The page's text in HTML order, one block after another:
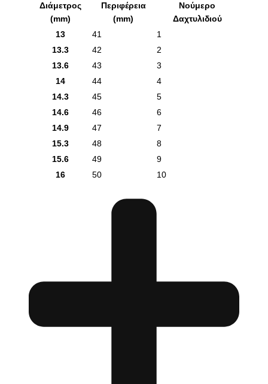
Διάμετρος
(mm)
Περιφέρεια
(mm)
Νούμερο
Δαχτυλιδιού
13
41
1
13.3
42
2
13.6
43
3
14
44
4
14.3
45
5
14.6
46
6
14.9
47
7
15.3
48
8
15.6
49
9
16
50 10